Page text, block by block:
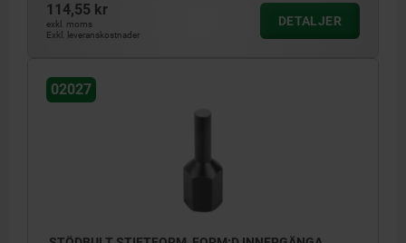
114,55 kr
exkl. moms
Exkl. leveranskostnader
DETALJER
02027